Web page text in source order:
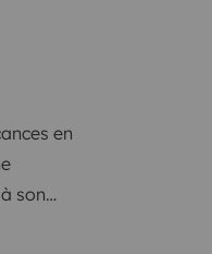
en
son
soute